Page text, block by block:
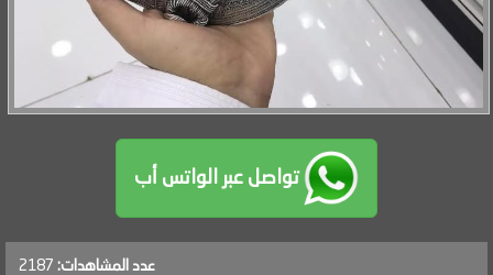
تواصل عبر الواتس أب
عدد المشاهدات: 2187